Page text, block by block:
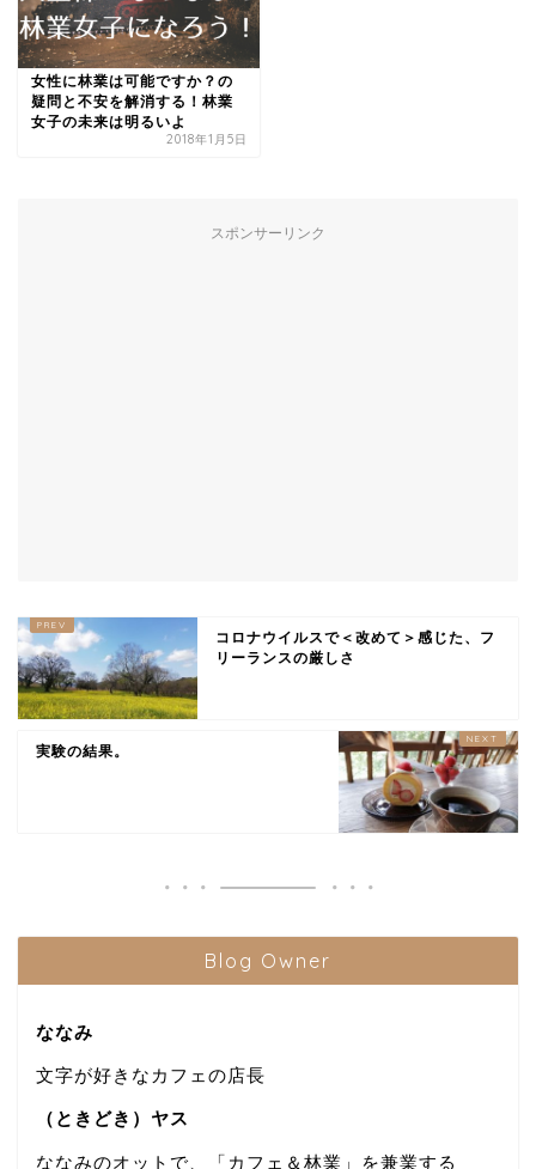
女性に林業は可能ですか？の
疑問と不安を解消する！林業
女子の未来は明るいよ
2018年1月5日
スポンサーリンク
コロナウイルスで＜改めて＞感じた、フ
リーランスの厳しさ
実験の結果。
Blog Owner
ななみ
文字が好きなカフェの店長
（ときどき）ヤス
ななみのオットで、「カフェ＆林業」を兼業する